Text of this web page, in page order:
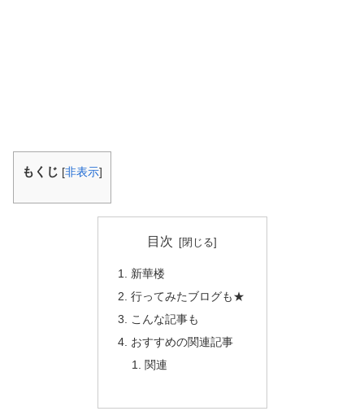
もくじ [非表示]
目次
新華楼
行ってみたブログも★
こんな記事も
おすすめの関連記事
関連